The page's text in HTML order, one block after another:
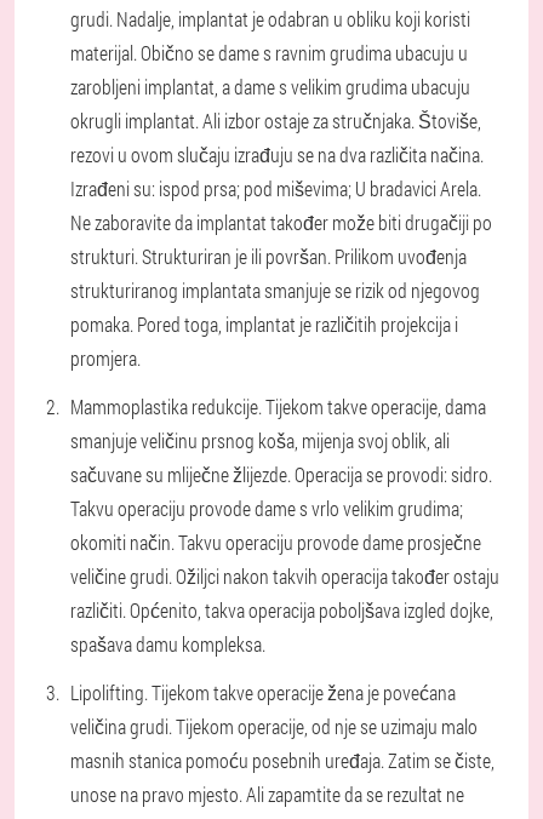
grudi. Nadalje, implantat je odabran u obliku koji koristi
materijal. Obično se dame s ravnim grudima ubacuju u
zarobljeni implantat, a dame s velikim grudima ubacuju
okrugli implantat. Ali izbor ostaje za stručnjaka. Štoviše,
rezovi u ovom slučaju izrađuju se na dva različita načina.
Izrađeni su: ispod prsa; pod miševima; U bradavici Arela.
Ne zaboravite da implantat također može biti drugačiji po
strukturi. Strukturiran je ili površan. Prilikom uvođenja
strukturiranog implantata smanjuje se rizik od njegovog
pomaka. Pored toga, implantat je različitih projekcija i
promjera.
Mammoplastika redukcije. Tijekom takve operacije, dama
smanjuje veličinu prsnog koša, mijenja svoj oblik, ali
sačuvane su mliječne žlijezde. Operacija se provodi: sidro.
Takvu operaciju provode dame s vrlo velikim grudima;
okomiti način. Takvu operaciju provode dame prosječne
veličine grudi. Ožiljci nakon takvih operacija također ostaju
različiti. Općenito, takva operacija poboljšava izgled dojke,
spašava damu kompleksa.
Lipolifting. Tijekom takve operacije žena je povećana
veličina grudi. Tijekom operacije, od nje se uzimaju malo
masnih stanica pomoću posebnih uređaja. Zatim se čiste,
unose na pravo mjesto. Ali zapamtite da se rezultat ne